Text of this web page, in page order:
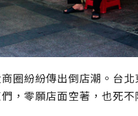
圈紛紛傳出倒店潮。台
，零願店面空著，也死不